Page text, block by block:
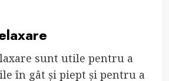
sunt utile pentru a
în gât și piept și pentru a